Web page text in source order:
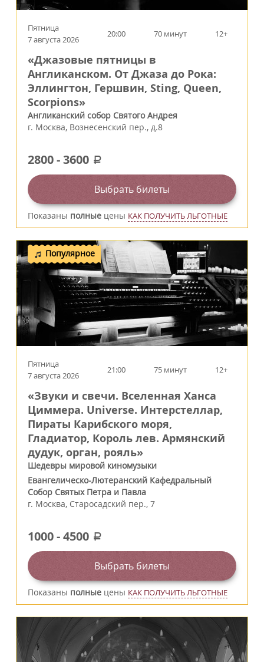
Пятница
7 августа 2026
20:00 70 минут 12+
«Джазовые пятницы в
Англиканском. От Джаза до Рока:
Эллингтон, Гершвин, Sting, Queen,
Scorpions»
Англиканский собор Святого Андрея
г. Москва, Вознесенский пер., д.8
2800-3600 a
Выбрать билеты
Показаны полные цены КАК ПОЛУЧИТЬ ЛЬГОТНЫЕ
Популярное
Пятница
7 августа 2026
21:00 75 минут 12+
«Звуки и свечи. Вселенная Ханса
Циммера. Universe. Интерстеллар,
Пираты Карибского моря,
Гладиатор, Король лев. Армянский
дудук, орган, рояль»
Шедевры мировой киномузыки
Евангелическо-Лютеранский Кафедральный
Собор Святых Петра и Павла
г. Москва, Старосадский пер., 7
1000-4500 a
Выбрать билеты
Показаны полные цены КАК ПОЛУЧИТЬ ЛЬГОТНЫЕ